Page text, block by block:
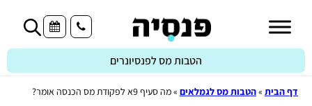
הטבות מס לפנסיונרים
דף הבית »הטבות מס לגמלאים »מה סעיף 9א לפקודת מס הכנסה אומר?